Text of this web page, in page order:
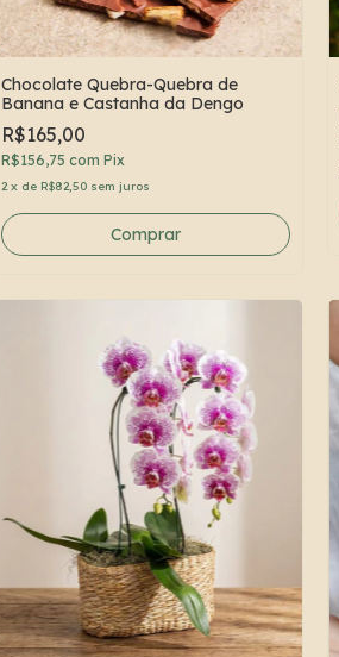
Chocolate Quebra-Quebra de
Banana e Castanha da Dengo
R$165,00
R$156,75 com Pix
2 x de R$82,50 sem juros